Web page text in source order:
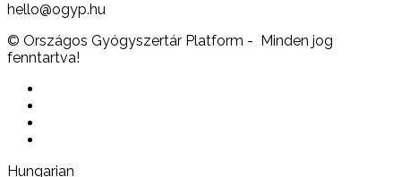
hello@ogyp.hu
© Országos Gyógyszertár Platform - Minden jog
fenntartva!
Hungarian